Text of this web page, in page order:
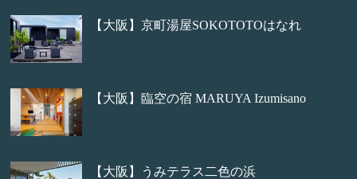
【大阪】京町湯屋SOKOTOTOはなれ
【大阪】臨空の宿 MARUYA Izumisano
【大阪】うみテラス二色の浜